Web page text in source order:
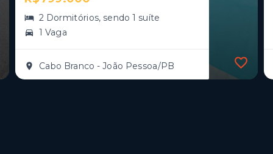
2 Dormitórios, sendo 1 suíte
1 Vaga
Cabo Branco - João Pessoa/PB